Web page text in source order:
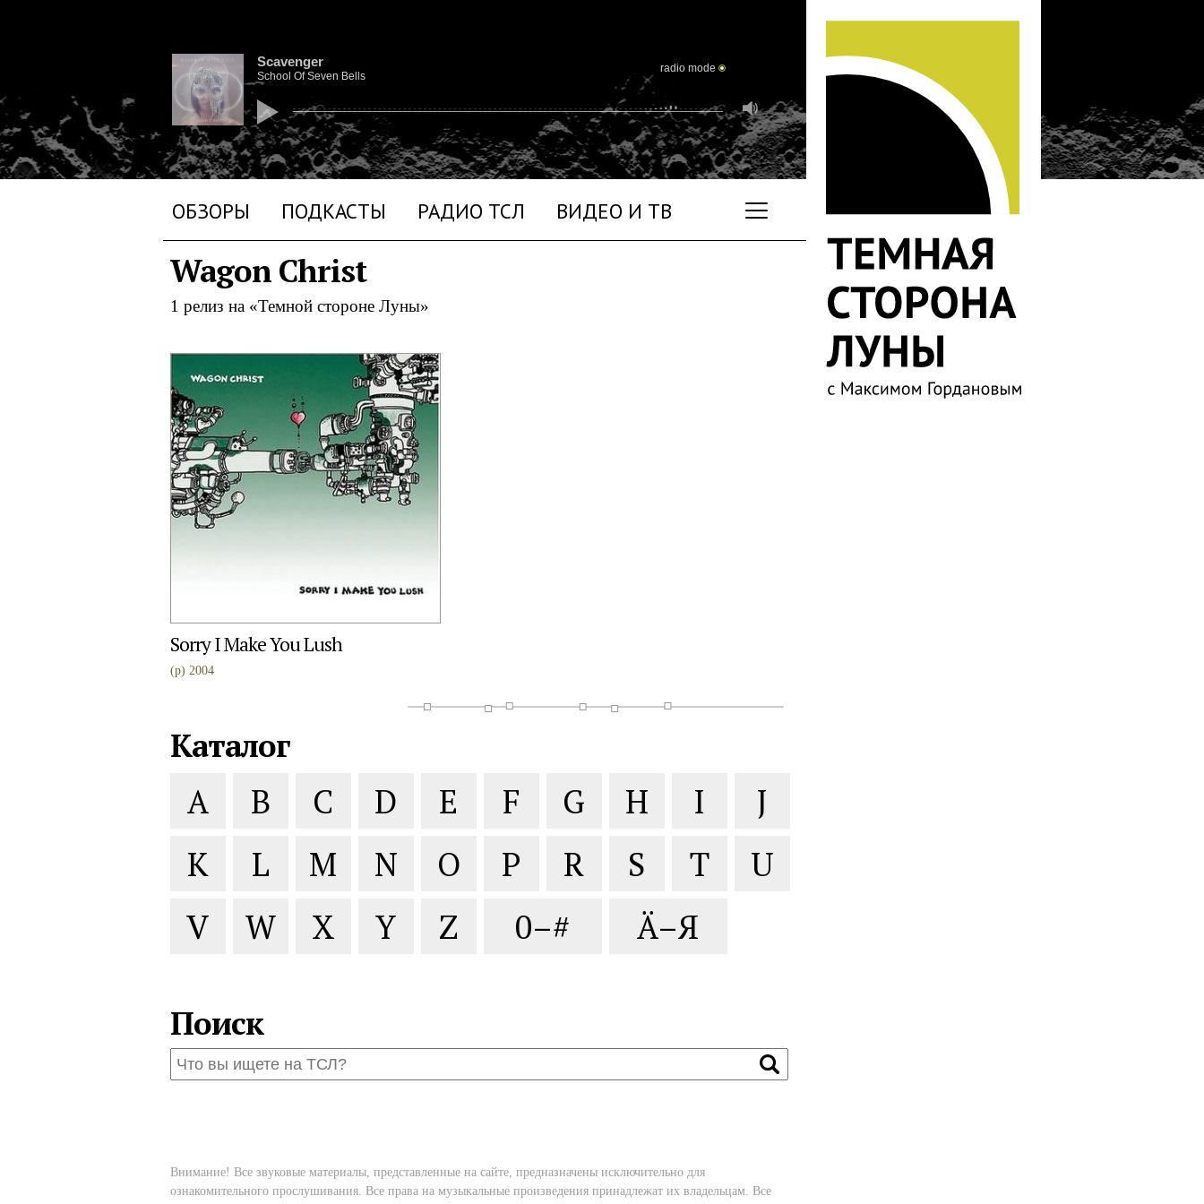
ОБЗОРЫ ПОДКАСТЫ РАДИО ТСЛ ВИДЕО И ТВ
Scavenger
School Of Seven Bells
radio mode
Wagon Christ
1 релиз на «Темной стороне Луны»
Sorry I Make You Lush
(p) 2004
Каталог
A B C D E F G H I
J
K
L M N O P R S T
U
V
W X Y Z 0–# Ä–Я
Поиск
Внимание! Все звуковые материалы, представленные на сайте, предназначены исключительно для
ознакомительного прослушивания. Все права на музыкальные произведения принадлежат их владельцам. Все